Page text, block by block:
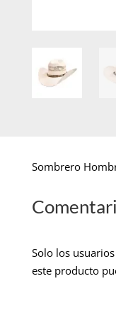
Sombrero
Solo los
este producto